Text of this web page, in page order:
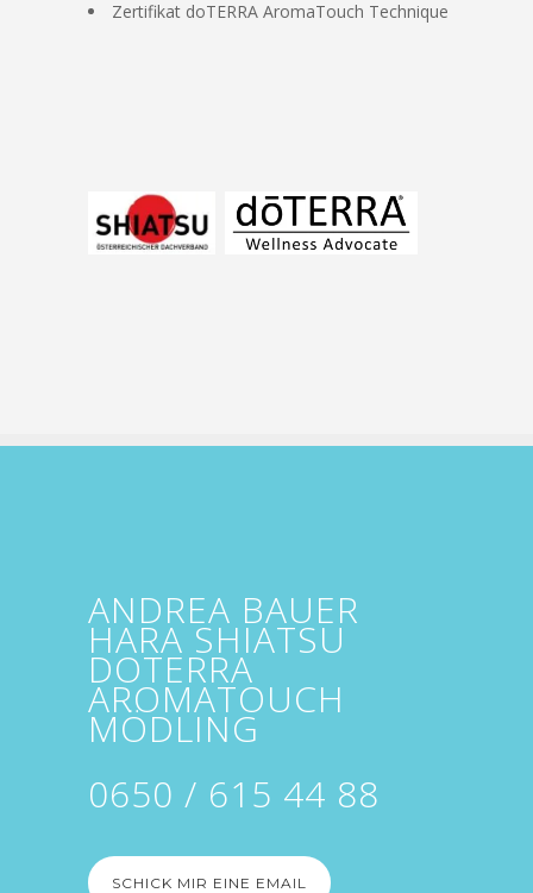
Zertifikat doTERRA AromaTouch Technique
ANDREA BAUER
HARA SHIATSU
DOTERRA
AROMATOUCH
MÖDLING
0650 / 615 44 88
SCHICK MIR EINE EMAIL